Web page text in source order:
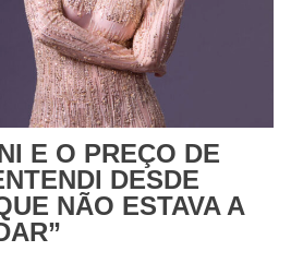
E O PREÇO DE
DESDE
NÃO ESTAVA A